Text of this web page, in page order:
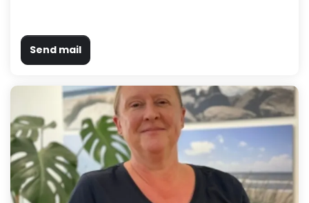
Send mail